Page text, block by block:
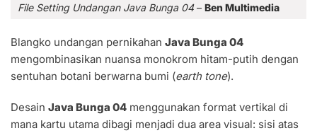
File Setting Undangan Java Bunga 04– Ben Multimedia
Blangko undangan pernikahan Java Bunga 04
mengombinasikan nuansa monokrom hitam-putih dengan
sentuhan botani berwarna bumi (earth tone).
Desain Java Bunga 04 menggunakan format vertikal di
mana kartu utama dibagi menjadi dua area visual: sisi atas